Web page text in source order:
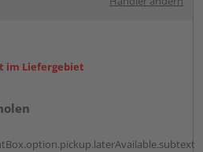
im Liefergebiet